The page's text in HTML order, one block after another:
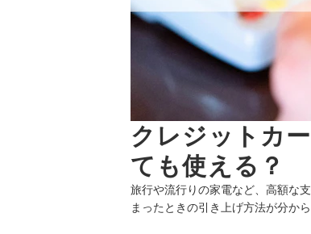
クレジットカ
ても使える？
旅行や流行りの家電など、高額な
まったときの引き上げ方法が分か